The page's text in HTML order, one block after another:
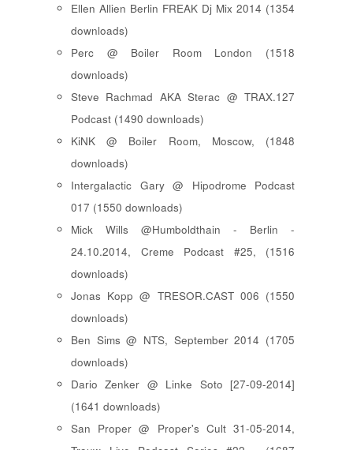
Ellen Allien Berlin FREAK Dj Mix 2014 (1354
downloads)
Perc @ Boiler Room London (1518
downloads)
Steve Rachmad AKA Sterac @ TRAX.127
Podcast (1490 downloads)
KiNK @ Boiler Room, Moscow, (1848
downloads)
Intergalactic Gary @ Hipodrome Podcast
017 (1550 downloads)
Mick Wills @Humboldthain - Berlin -
24.10.2014, Creme Podcast #25, (1516
downloads)
Jonas Kopp @ TRESOR.CAST 006 (1550
downloads)
Ben Sims @ NTS, September 2014 (1705
downloads)
Dario Zenker @ Linke Soto [27-09-2014]
(1641 downloads)
San Proper @ Proper's Cult 31-05-2014,